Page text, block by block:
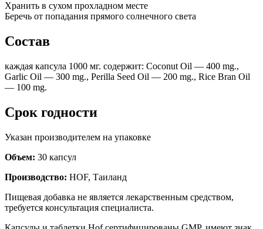
Хранить в сухом прохладном месте
Беречь от попадания прямого солнечного света
Состав
каждая капсула 1000 мг. содержит: Coconut Oil — 400 mg.,
Garlic Oil — 300 mg., Perilla Seed Oil — 200 mg., Rice Bran Oil
— 100 mg.
Срок годности
Указан производителем на упаковке
Объем: 30 капсул
Производство: HOF, Таиланд
Пищевая добавка не является лекарственным средством,
требуется консультация специалиста.